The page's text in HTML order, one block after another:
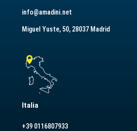
info@amadini.net
Miguel Yuste, 50, 28037 Madrid
Italia
+39 0116807933